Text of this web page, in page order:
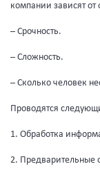
компании зависят от
– Срочность.
– Сложность.
– Сколько человек
Проводятся
1. Обработка
2. Предварительные